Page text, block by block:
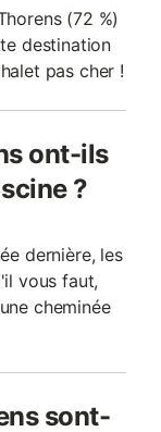
(72 %)
destination
pas cher !
ont-ils
?
dernière, les
vous faut,
cheminée
sont-